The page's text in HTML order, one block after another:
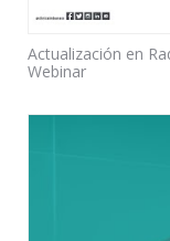
Actualización en
Webinar